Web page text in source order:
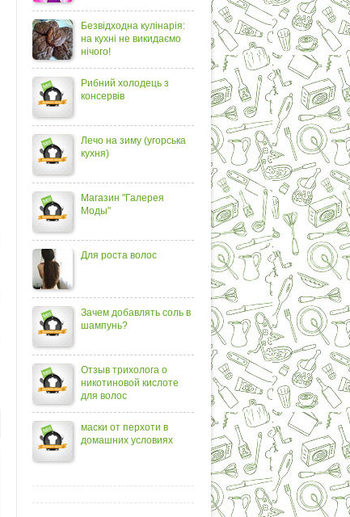
Безвідходна кулінарія:
на кухні не викидаємо
нічого!
Рибний холодець з
консервів
Лечо на зиму (угорська
кухня)
Магазин "Галерея
Моды"
Для роста волос
Зачем добавлять соль в
шампунь?
Отзыв трихолога о
никотиновой кислоте
для волос
маски от перхоти в
домашних условиях